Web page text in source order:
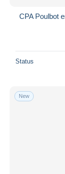
CPA Poulbot
Status
New